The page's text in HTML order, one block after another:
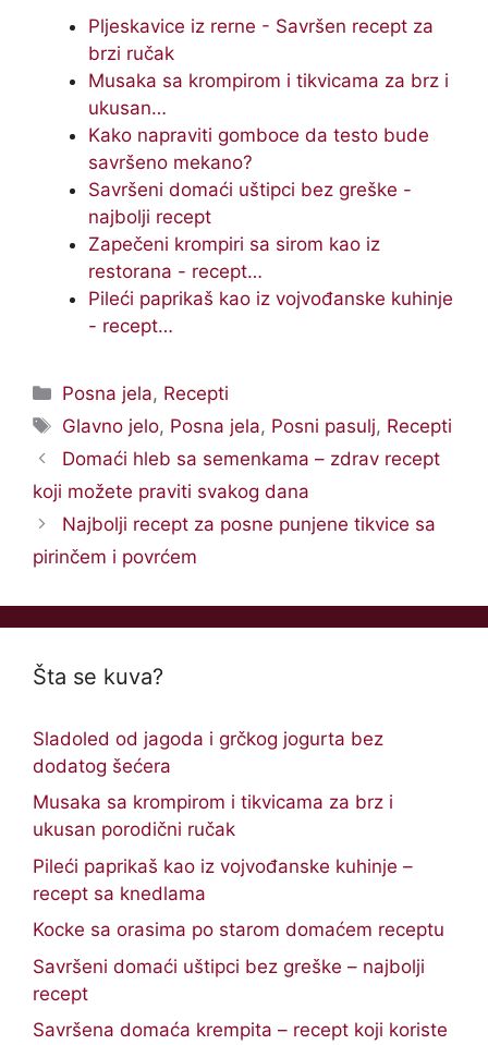
Pljeskavice iz rerne - Savršen recept za
brzi ručak
Musaka sa krompirom i tikvicama za brz i
ukusan…
Kako napraviti gomboce da testo bude
savršeno mekano?
Savršeni domaći uštipci bez greške -
najbolji recept
Zapečeni krompiri sa sirom kao iz
restorana - recept…
Pileći paprikaš kao iz vojvođanske kuhinje
- recept…
Categories
Posna jela, Recepti
Tags
Glavno jelo, Posna jela, Posni pasulj, Recepti
Domaći hleb sa semenkama – zdrav recept
koji možete praviti svakog dana
Najbolji recept za posne punjene tikvice sa
pirinčem i povrćem
Šta se kuva?
Sladoled od jagoda i grčkog jogurta bez
dodatog šećera
Musaka sa krompirom i tikvicama za brz i
ukusan porodični ručak
Pileći paprikaš kao iz vojvođanske kuhinje –
recept sa knedlama
Kocke sa orasima po starom domaćem receptu
Savršeni domaći uštipci bez greške – najbolji
recept
Savršena domaća krempita – recept koji koriste